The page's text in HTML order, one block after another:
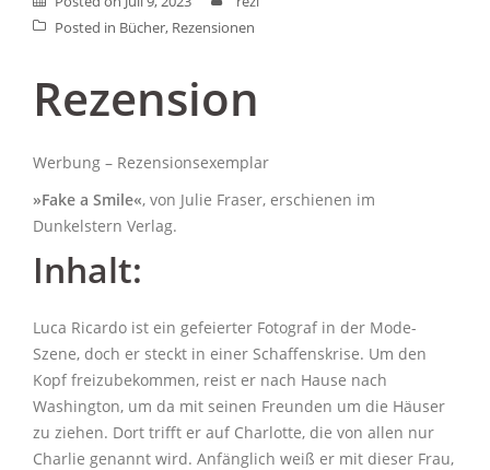
Posted in Bücher, Rezensionen
Rezension
Werbung – Rezensionsexemplar
»Fake a Smile«, von Julie Fraser, erschienen im
Dunkelstern Verlag.
Inhalt:
Luca Ricardo ist ein gefeierter Fotograf in der Mode-
Szene, doch er steckt in einer Schaffenskrise. Um den
Kopf freizubekommen, reist er nach Hause nach
Washington, um da mit seinen Freunden um die Häuser
zu ziehen. Dort trifft er auf Charlotte, die von allen nur
Charlie genannt wird. Anfänglich weiß er mit dieser Frau,